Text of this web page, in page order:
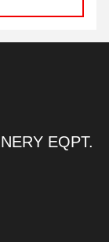
EQPT.